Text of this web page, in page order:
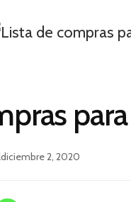
diciembre 2, 2020